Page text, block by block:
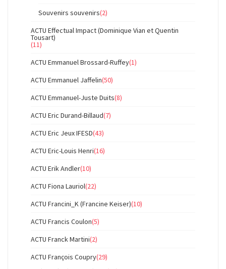
Souvenirs souvenirs(2)
ACTU Effectual Impact (Dominique Vian et Quentin
Tousart)
(11)
ACTU Emmanuel Brossard-Ruffey(1)
ACTU Emmanuel Jaffelin(50)
ACTU Emmanuel-Juste Duits(8)
ACTU Eric Durand-Billaud(7)
ACTU Eric Jeux IFESD(43)
ACTU Eric-Louis Henri(16)
ACTU Erik Andler(10)
ACTU Fiona Lauriol(22)
ACTU Francini_K (Francine Keiser)(10)
ACTU Francis Coulon(5)
ACTU Franck Martini(2)
ACTU François Coupry(29)